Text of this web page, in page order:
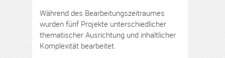
Während des Bearbeitungszeitraumes
wurden fünf Projekte unterschiedlicher
thematischer Ausrichtung und inhaltlicher
Komplexität bearbeitet.